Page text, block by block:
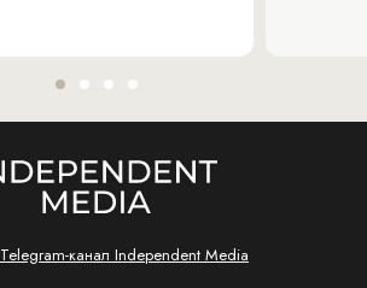
Telegram-канал Independent Media